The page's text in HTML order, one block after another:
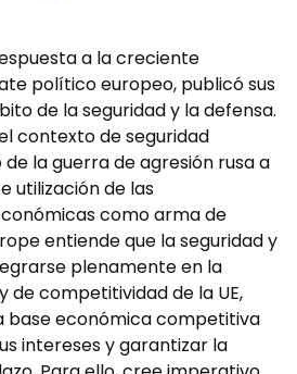
a la creciente
político europeo, publicó sus
de la seguridad y la defensa.
contexto de seguridad
la guerra de agresión rusa a
utilización de las
como arma de
entiende que la seguridad y
plenamente en la
de competitividad de la UE,
base económica competitiva
intereses y garantizar la